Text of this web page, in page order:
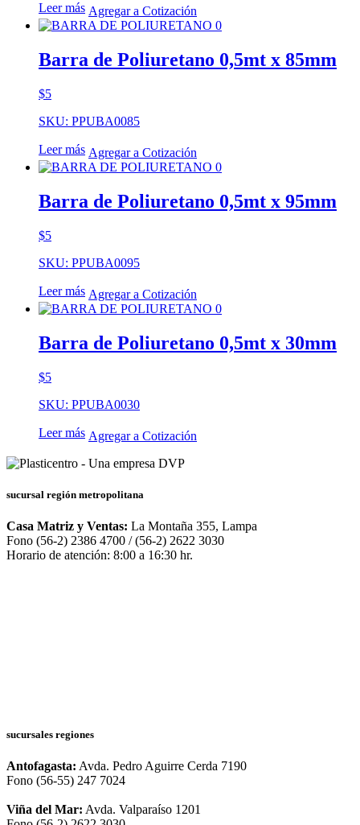
Leer más Agregar a Cotización
Barra de Poliuretano 0,5mt x 85mm
$5
SKU: PPUBA0085
Leer más Agregar a Cotización
Barra de Poliuretano 0,5mt x 95mm
$5
SKU: PPUBA0095
Leer más Agregar a Cotización
Barra de Poliuretano 0,5mt x 30mm
$5
SKU: PPUBA0030
Leer más Agregar a Cotización
sucursal región metropolitana
Casa Matriz y Ventas: La Montaña 355, Lampa
Fono (56-2) 2386 4700 / (56-2) 2622 3030
Horario de atención: 8:00 a 16:30 hr.
sucursales regiones
Antofagasta: Avda. Pedro Aguirre Cerda 7190
Fono (56-55) 247 7024
Viña del Mar: Avda. Valparaíso 1201